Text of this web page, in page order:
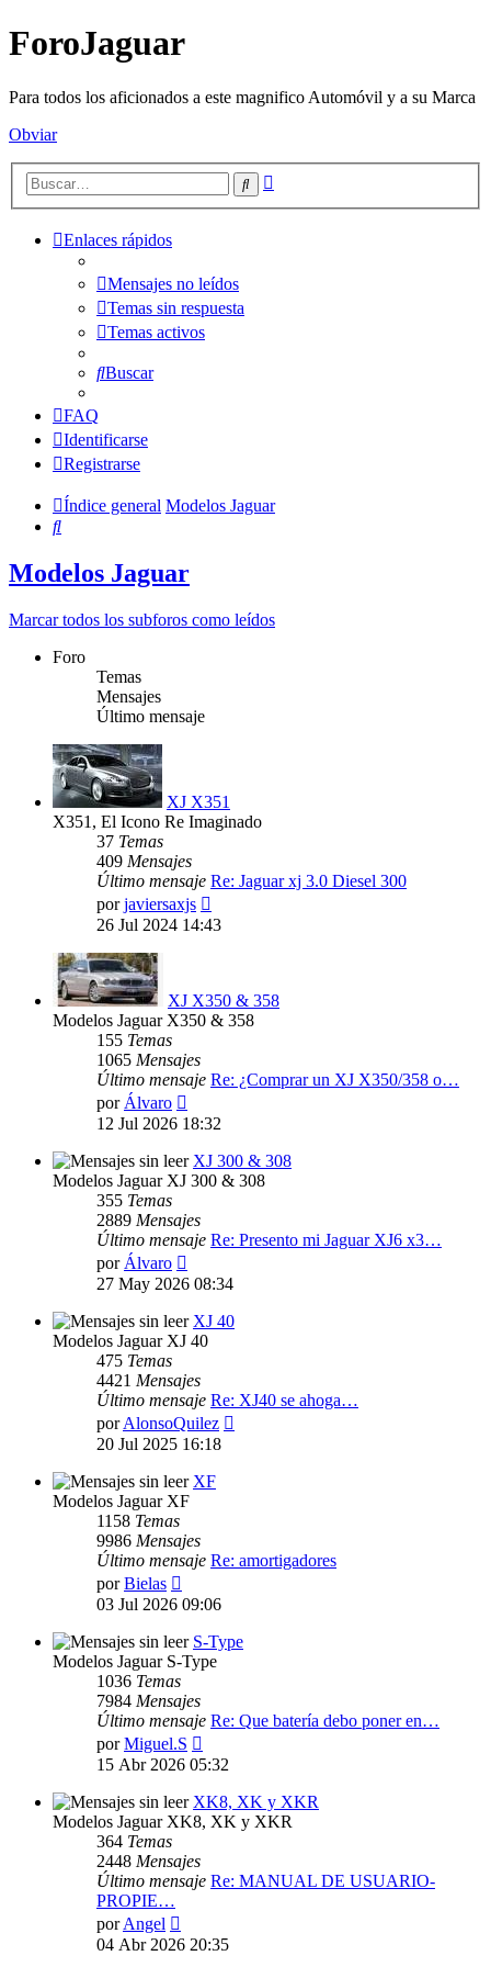
ForoJaguar
Para todos los aficionados a este magnifico Automóvil y a su Marca
Obviar
Buscar
Enlaces rápidos
Mensajes no leídos
Temas sin respuesta
Temas activos
Buscar
FAQ
Identificarse
Registrarse
Índice general Modelos Jaguar
Buscar
Modelos Jaguar
Marcar todos los subforos como leídos
Foro
Temas
Mensajes
Último mensaje
XJ X351
X351, El Icono Re Imaginado
37 Temas
409 Mensajes
Último mensaje Re: Jaguar xj 3.0 Diesel 300
porjaviersaxjs
último
26 Jul 2024 14:43
XJ X350 & 358
Modelos Jaguar X350 & 358
155 Temas
1065 Mensajes
Último mensaje Re: ¿Comprar un XJ X350/358 o…
por Álvaro
último
12 Jul 2026 18:32
XJ 300 & 308
Modelos Jaguar XJ 300 & 308
355 Temas
2889 Mensajes
Último mensaje Re: Presento mi Jaguar XJ6 x3…
por Álvaro
último
27 May 2026 08:34
XJ 40
Modelos Jaguar XJ 40
475 Temas
4421 Mensajes
Último mensaje Re: XJ40 se ahoga…
porAlonsoQuilez
20 Jul 2025 16:18
XF
Modelos Jaguar XF
1158 Temas
9986 Mensajes
Último mensaje Re: amortigadores
porBielas
último
03 Jul 2026 09:06
S-Type
Modelos Jaguar S-Type
1036 Temas
7984 Mensajes
Último mensaje Re: Que batería debo poner en…
porMiguel.S
último
15 Abr 2026 05:32
XK8, XK y XKR
Modelos Jaguar XK8, XK y XKR
364 Temas
2448 Mensajes
Último mensaje Re: MANUAL DE USUARIO-
PROPIE…
porAngel
último
04 Abr 2026 20:35